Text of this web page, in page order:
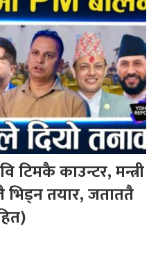
टिमकै काउन्टर, मन्त्री
तयार, जताततै